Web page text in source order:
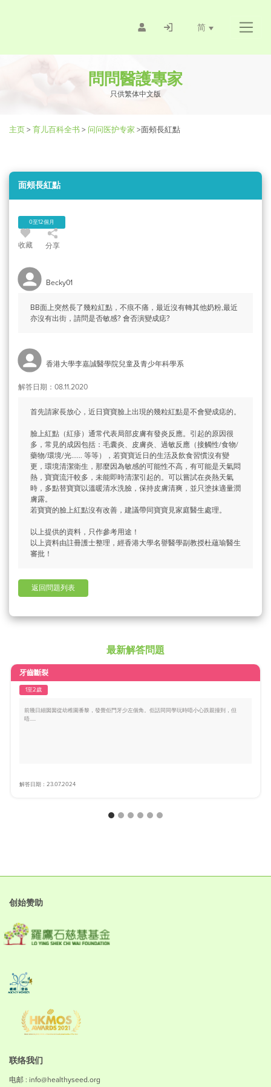
简
問問醫護專家
只供繁体中文版
主页> 育儿百科全书 > 问问医护专家 >面頰長紅點
面頰長紅點
0至12個月
收藏 分享
Becky01
BB面上突然長了幾粒紅點，不痕不痛，最近沒有轉其他奶粉,最近
亦沒有出街，請問是否敏感? 會否演變成痣?
香港大學李嘉誠醫學院兒童及青少年科學系
解答日期：08.11.2020
首先請家長放心，近日寶寶臉上出現的幾粒紅點是不會變成痣的。
臉上紅點（紅疹）通常代表局部皮膚有發炎反應。引起的原因很
多，常見的成因包括：毛囊炎、皮膚炎、過敏反應（接觸性/食物/
藥物/環境/光...... 等等），若寶寶近日的生活及飲食習慣沒有變
更，環境清潔衛生，那麼因為敏感的可能性不高，有可能是天氣悶
熱，寶寶流汗較多，未能即時清潔引起的。可以嘗試在炎熱天氣
時，多點替寶寶以溫暖清水洗臉，保持皮膚清爽，並只塗抹適量潤
膚露。
若寶寶的臉上紅點沒有改善，建議帶同寶寶見家庭醫生處理。
以上提供的資料，只作參考用途！
以上資料由註冊護士整理，經香港大學名譽醫學副教授杜蘊瑜醫生
審批！
返回問題列表
最新解答問題
牙齒斷裂
1至2歲
前幾日細囡囡從幼稚園番黎，發覺佢門牙少左個角。佢話同同學玩時唔小心跌親撞到，但
唔.....
解答日期：23.07.2024
创始赞助
联络我们
电邮 : info@healthyseed.org